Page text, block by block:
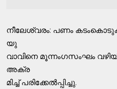
നീലേശ്വരം: പണം
യു
വാവിനെ മൂന്നംഗസംഘം
അക്ര
മിച്ച്‌ പരിക്കേല്‍പ്പിച്ചു.